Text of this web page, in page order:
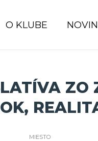
O KLUBE
ZO
MIESTO